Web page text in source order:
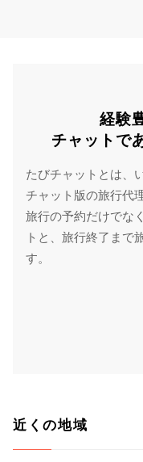
経験
チャットで
たびチャットとは、
チャット版の旅行代
旅行の予約だけでな
トと、旅行終了まで
す。
近くの地域